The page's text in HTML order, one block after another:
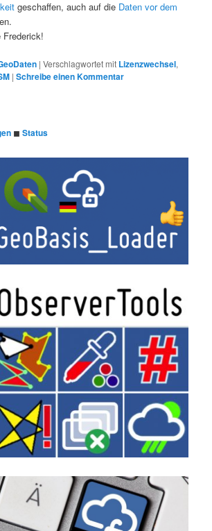
geschaffen, auch auf die Daten vor dem
|Verschlagwortet mit Lizenzwechsel,
|Schreibe einen Kommentar
◼︎Status